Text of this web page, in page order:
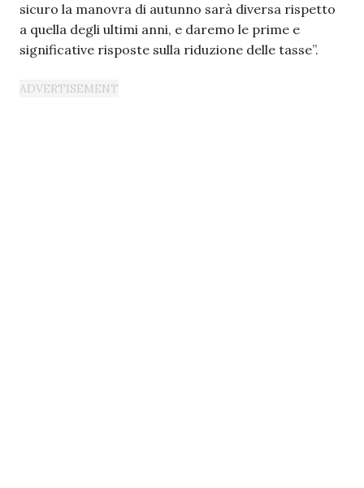
sicuro la manovra di autunno sarà diversa rispetto
a quella degli ultimi anni, e daremo le prime e
significative risposte sulla riduzione delle tasse”.